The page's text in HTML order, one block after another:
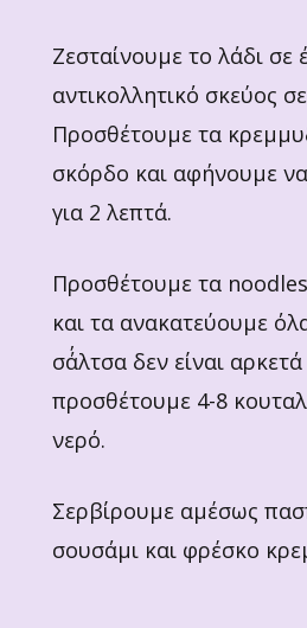
Ζεσταίνουμε το λάδι σε
αντικολλητικό σκεύος
Προσθέτουμε τα
σκόρδο και αφήνουμε
για 2 λεπτά.
Προσθέτουμε τα
και τα ανακατεύουμε
σά΄λτσα δεν είναι
προσθέτουμε 4-8
νερό.
Σερβίρουμε αμέσως
σουσάμι και φρέσκο